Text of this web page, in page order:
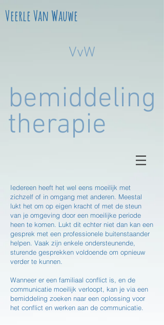
Veerle Van Wauwe
VvW
therapie
bemiddeling
Iedereen heeft het wel eens moeilijk met
zichzelf of in omgang met anderen. Meestal
lukt het om op eigen kracht of met de steun
van je omgeving door een moeilijke periode
heen te komen. Lukt dit echter niet dan kan een
gesprek met een professionele buitenstaander
helpen. Vaak zijn enkele ondersteunende,
sturende gesprekken voldoende om opnieuw
verder te kunnen.
Wanneer er een familiaal conflict is, en de
communicatie moeilijk verloopt, kan je via een
bemiddeling zoeken naar een oplossing voor
het conflict en werken aan de communicatie.